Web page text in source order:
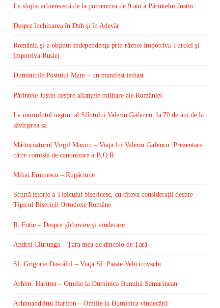
La slujba arhierească de la pomenirea de 9 ani a Părintelui Justin
Despre închinarea în Duh şi în Adevăr
România şi-a obţinut independenţa prin război împotriva Turciei şi
împotriva Rusiei
Duminicile Postului Mare – un manifest isihast
Părintele Justin despre alianţele militare ale României
La mormîntul neştiut al Sfîntului Valeriu Gafencu, la 70 de ani de la
săvîrşirea sa
Mărturisitorul Virgil Maxim – Viaţa lui Valeriu Gafencu. Prezentare
către comisia de canonizare a B.O.R.
Mihai Eminescu – Rugăciune
Scurtă istorie a Tipicului bisericesc, cu cîteva consideraţii despre
Tipicul Bisericii Ortodoxe Române
R. Fotie – Despre gîrbovire şi vindecare
Andrei Ciurunga – Ţara mea de dincolo de Ţară
Sf. Grigorie Dascălul – Viaţa Sf. Paisie Velicicovschi
Arhim. Hariton – Omilie la Duminica Bunului Samarinean
Arhimandritul Hariton – Omilie la Duminica vindecării